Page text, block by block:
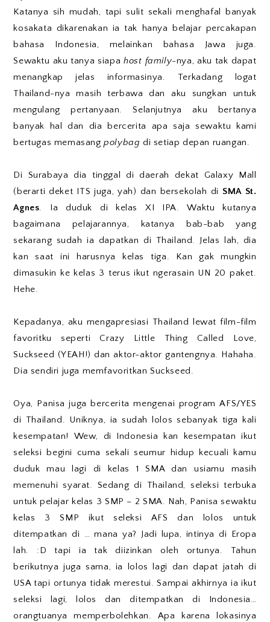
Katanya sih mudah, tapi sulit sekali menghafal banyak
kosakata dikarenakan ia tak hanya belajar percakapan
bahasa Indonesia, melainkan bahasa Jawa juga.
Sewaktu aku tanya siapahost family-nya, aku tak dapat
menangkap jelas informasinya. Terkadang logat
Thailand-nya masih terbawa dan aku sungkan untuk
mengulang pertanyaan. Selanjutnya aku bertanya
banyak hal dan dia bercerita apa saja sewaktu kami
bertugas memasangpolybag di setiap depan ruangan.
Di Surabaya dia tinggal di daerah dekat Galaxy Mall
(berarti deket ITS juga, yah) dan bersekolah di SMA St.
Agnes. Ia duduk di kelas XI IPA. Waktu kutanya
bagaimana pelajarannya, katanya bab-bab yang
sekarang sudah ia dapatkan di Thailand. Jelas lah, dia
kan saat ini harusnya kelas tiga. Kan gak mungkin
dimasukin ke kelas 3 terus ikut ngerasain UN 20 paket.
Hehe.
Kepadanya, aku mengapresiasi Thailand lewat film-film
favoritku seperti Crazy Little Thing Called Love,
Suckseed (YEAH!) dan aktor-aktor gantengnya. Hahaha.
Dia sendiri juga memfavoritkan Suckseed.
Oya, Panisa juga bercerita mengenai program AFS/YES
di Thailand. Uniknya, ia sudah lolos sebanyak tiga kali
kesempatan! Wew, di Indonesia kan kesempatan ikut
seleksi begini cuma sekali seumur hidup kecuali kamu
duduk mau lagi di kelas 1 SMA dan usiamu masih
memenuhi syarat. Sedang di Thailand, seleksi terbuka
untuk pelajar kelas 3 SMP – 2 SMA. Nah, Panisa sewaktu
kelas 3 SMP ikut seleksi AFS dan lolos untuk
ditempatkan di … mana ya? Jadi lupa, intinya di Eropa
lah. :D tapi ia tak diizinkan oleh ortunya. Tahun
berikutnya juga sama, ia lolos lagi dan dapat jatah di
USA tapi ortunya tidak merestui. Sampai akhirnya ia ikut
seleksi lagi, lolos dan ditempatkan di Indonesia…
orangtuanya memperbolehkan. Apa karena lokasinya